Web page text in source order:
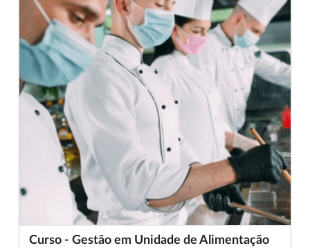
Curso - Gestão em Unidade de Alimentação